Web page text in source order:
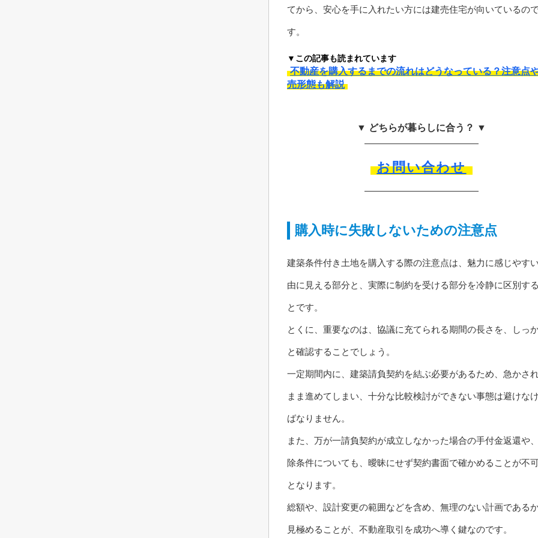
てから、安心を手に入れたい方には建売住宅が向いているの
す。
▼この記事も読まれています
不動産を購入するまでの流れはどうなっている？注意点
売形態も解説
▼ どちらが暮らしに合う？ ▼
お問い合わせ
購入時に失敗しないための注意点
建築条件付き土地を購入する際の注意点は、魅力に感じやす
由に見える部分と、実際に制約を受ける部分を冷静に区別す
とです。
とくに、重要なのは、協議に充てられる期間の長さを、しっ
と確認することでしょう。
一定期間内に、建築請負契約を結ぶ必要があるため、急かさ
まま進めてしまい、十分な比較検討ができない事態は避けな
ばなりません。
また、万が一請負契約が成立しなかった場合の手付金返還や
除条件についても、曖昧にせず契約書面で確かめることが不
となります。
総額や、設計変更の範囲などを含め、無理のない計画である
見極めることが、不動産取引を成功へ導く鍵なのです。